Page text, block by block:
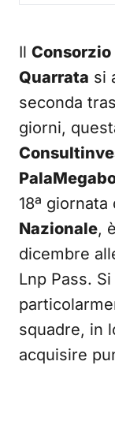
Il Consorzio
Quarrata si
seconda
giorni,
18ª
Nazionale,
dicembre
Lnp Pass.
squadre, in
acquisire